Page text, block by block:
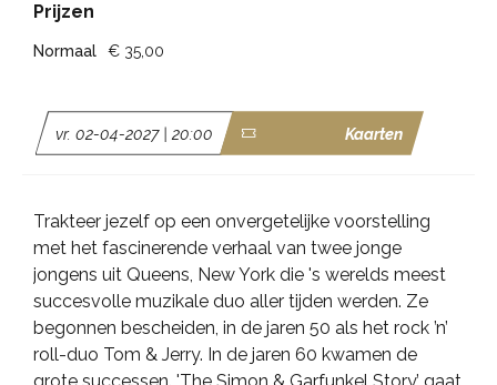
Trakteer jezelf op een onvergetelijke voorstelling
met het fascinerende verhaal van twee jonge
jongens uit Queens, New York die 's werelds meest
succesvolle muzikale duo aller tijden werden. Ze
begonnen bescheiden, in de jaren 50 als het rock ’n’
roll-duo Tom & Jerry. In de jaren 60 kwamen de
vr. 02-04-2027 | 20:00 Kaarten
Prijzen
Normaal € 35,00